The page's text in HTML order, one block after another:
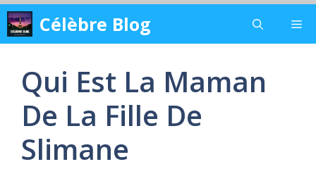
Skip
to
content
Célèbre Blog
Qui Est La Maman
De La Fille De
Slimane